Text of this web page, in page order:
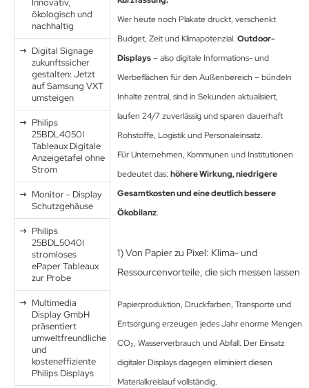
Innovativ,
ökologisch und
nachhaltig
Digital Signage
zukunftssicher
gestalten: Jetzt
auf Samsung VXT
umsteigen
Philips
25BDL4050I
Tableaux Digitale
Anzeigetafel ohne
Strom
Monitor - Display
Schutzgehäuse
Philips
25BDL5040I
stromloses
ePaper Tableaux
zur Probe
Multimedia
Display GmbH
präsentiert
umweltfreundliche
und
kosteneffiziente
Philips Displays
Wer heute noch Plakate druckt, verschenkt
Budget, Zeit und Klimapotenzial. Outdoor-
Displays– also digitale Informations- und
Werbeflächen für den Außenbereich – bündeln
Inhalte zentral, sind in Sekunden aktualisiert,
laufen 24/7 zuverlässig und sparen dauerhaft
Rohstoffe, Logistik und Personaleinsatz.
Für Unternehmen, Kommunen und Institutionen
bedeutet das: höhere Wirkung, niedrigere
Gesamtkosten und eine deutlich bessere
Ökobilanz.
1) Von Papier zu Pixel: Klima- und
Ressourcenvorteile, die sich messen lassen
Papierproduktion, Druckfarben, Transporte und
Entsorgung erzeugen jedes Jahr enorme Mengen
CO₂, Wasserverbrauch und Abfall. Der Einsatz
digitaler Displays dagegen eliminiert diesen
Materialkreislauf vollständig.
Monitore
Informationsschilder
Decken Säulen
Halter
One PCs
Halterungen
Systeme
und Entspiegelungsfolien
display
GmbH